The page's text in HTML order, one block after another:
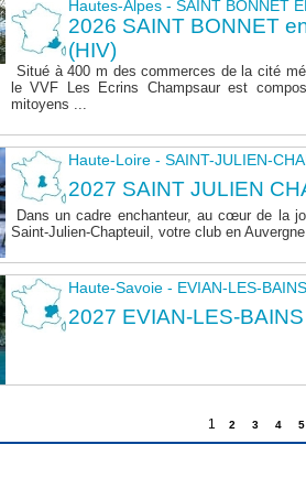
Hautes-Alpes - SAINT BONNET
2026 SAINT BONNET
(HIV)
Situé à 400 m des commerces de la cité
le VVF Les Ecrins Champsaur est
mitoyens ...
Haute-Loire - SAINT-JULIEN-
2027 SAINT JULIEN
Dans un cadre enchanteur, au cœur de la
Saint-Julien-Chapteuil, votre club en
Haute-Savoie - EVIAN-LES-BAINS
2027 EVIAN-LES-BAINS
1 2 3 4 5